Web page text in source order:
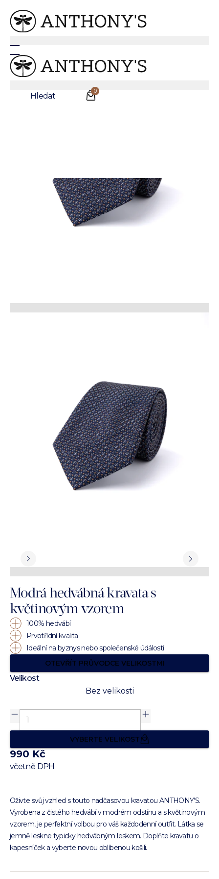
Hledat
0
Anthonys / Doplňky / Kravaty
Modrá hedvábná kravata s květinovým vzorem
Modrá hedvábná kravata s
květinovým vzorem
100% hedvábí
Prvotřídní kvalita
Ideální na byznys nebo společenské údálosti
OTEVŘÍT PRŮVODCE VELIKOSTMI
Velikost
Bez velikosti
VYBERTE VELIKOST
990 Kč
včetně DPH
Oživte svůj vzhled s touto nadčasovou kravatou ANTHONY'S.
Vyrobena z čistého hedvábí v modrém odstínu a s květinovým
vzorem, je perfektní volbou pro váš každodenní outfit. Látka se
jemně leskne typicky hedvábným leskem. Doplňte kravatu o
kapesníček a vyberte novou oblíbenou košili.